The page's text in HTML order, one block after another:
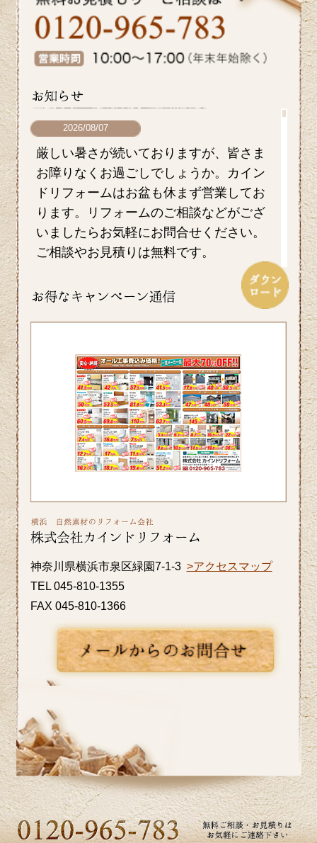
2026/08/07
厳しい暑さが続いておりますが、皆さま
お障りなくお過ごしでしょうか。カイン
ドリフォームはお盆も休まず営業してお
ります。リフォームのご相談などがござ
いましたらお気軽にお問合せください。
ご相談やお見積りは無料です。
2026/07/17
毎日暑い日が続きますがお元気にお過ご
分を適時摂るなど熱中症対策をしっかり
していきたいですね。ホームページでは
横浜市S区T様邸の屋根・外壁のリフォー
ム事例をアップ致しましたのでご覧くだ
さい。カインドリフォームではお見積
り・ご相談を無料で行っております。お
気軽にお問い合わせください。
皆さま、こんにちは。晴れ間の少ない日
横浜市A区K様邸の浴室・内窓のリフォー
ム事例をアップ致しましたのでご覧くだ
さい。カインドリフォームではお見積
り・ご相談を無料で行っております。お
気軽にお問い合わせください。
いよいよ梅雨入りですね。憂鬱な季節だ
からこそ、お家の中では快適に過ごした
いものです。横浜市I区T様邸のキッチン
リフォーム事例をアップ致しましたので
ご覧ください。カインドリフォームでは
お見積り・ご相談を無料で行っておりま
す。お気軽にお問い合わせください。
神奈川県横浜市泉区緑園7-1-3 >アクセスマップ
TEL 045-810-1355
FAX 045-810-1366